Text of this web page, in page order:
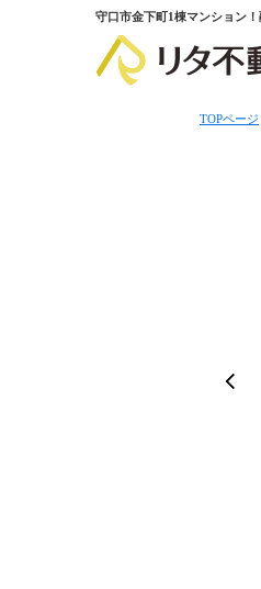
守口市金下町1棟マンション
TOPページ